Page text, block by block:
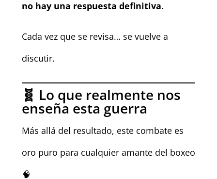
no hay una respuesta definitiva.
Cada vez que se revisa… se vuelve a
discutir.
🧬 Lo que realmente nos
enseña esta guerra
Más allá del resultado, este combate es
oro puro para cualquier amante del boxeo
🧠